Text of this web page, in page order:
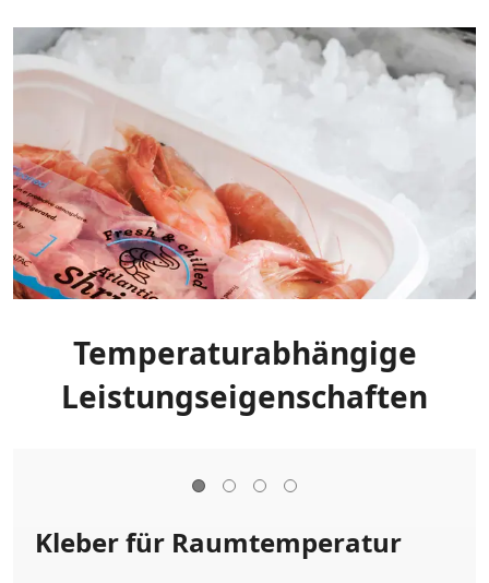
Temperaturabhängige
Leistungseigenschaften
Kleber für Raumtemperatur